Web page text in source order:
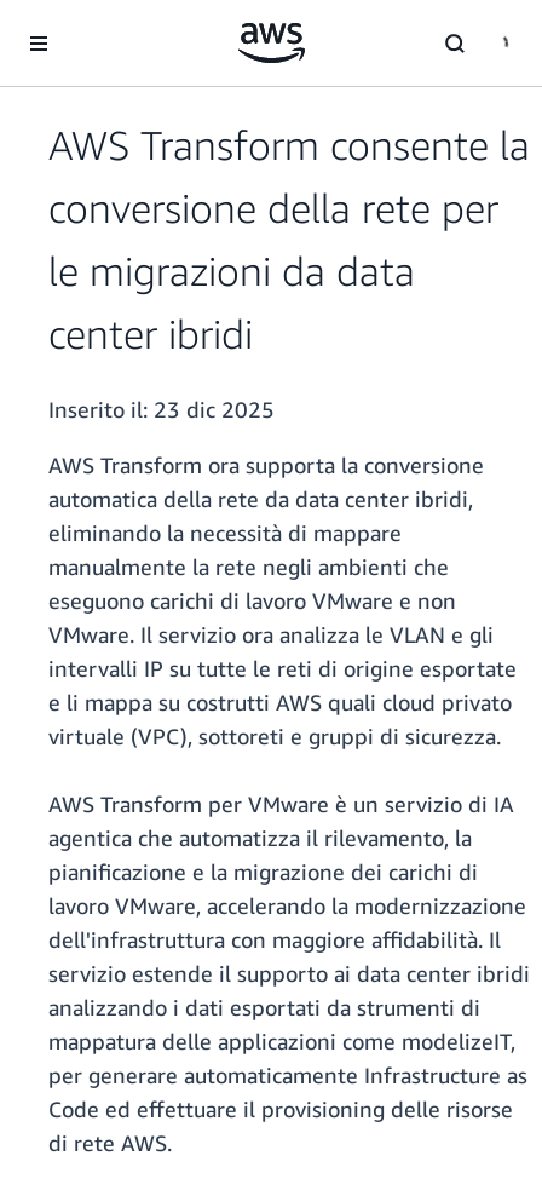
AWS Transform consente la
conversione della rete per
le migrazioni da data
center ibridi
Inserito il: 23 dic 2025
AWS Transform ora supporta la conversione
automatica della rete da data center ibridi,
eliminando la necessità di mappare
manualmente la rete negli ambienti che
eseguono carichi di lavoro VMware e non
VMware. Il servizio ora analizza le VLAN e gli
intervalli IP su tutte le reti di origine esportate
e li mappa su costrutti AWS quali cloud privato
virtuale (VPC), sottoreti e gruppi di sicurezza.
AWS Transform per VMware è un servizio di IA
agentica che automatizza il rilevamento, la
pianificazione e la migrazione dei carichi di
lavoro VMware, accelerando la modernizzazione
dell'infrastruttura con maggiore affidabilità. Il
servizio estende il supporto ai data center ibridi
analizzando i dati esportati da strumenti di
mappatura delle applicazioni come modelizeIT,
per generare automaticamente Infrastructure as
Code ed effettuare il provisioning delle risorse
di rete AWS.